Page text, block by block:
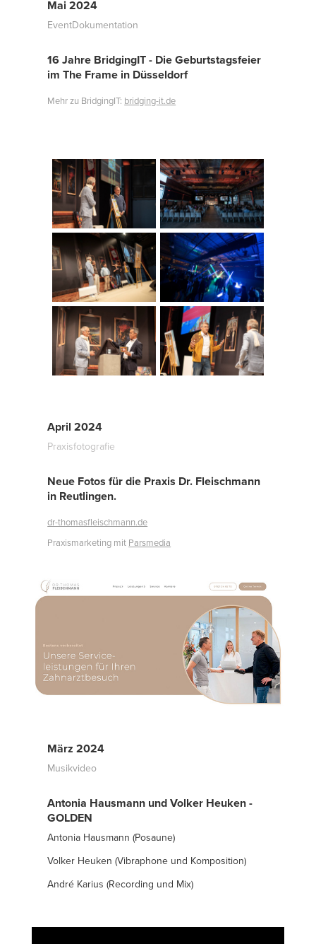
Mai 2024
EventDokumentation
16 Jahre BridgingIT - Die Geburtstagsfeier
im The Frame in Düsseldorf
Mehr zu BridgingIT: bridging-it.de
April 2024
Praxisfotografie
Neue Fotos für die Praxis Dr. Fleischmann
in Reutlingen.
dr-thomasfleischmann.de
Praxismarketing mit Parsmedia
März 2024
Musikvideo
Antonia Hausmann und Volker Heuken -
GOLDEN
Antonia Hausmann (Posaune)
Volker Heuken (Vibraphone und Komposition)
André Karius (Recording und Mix)